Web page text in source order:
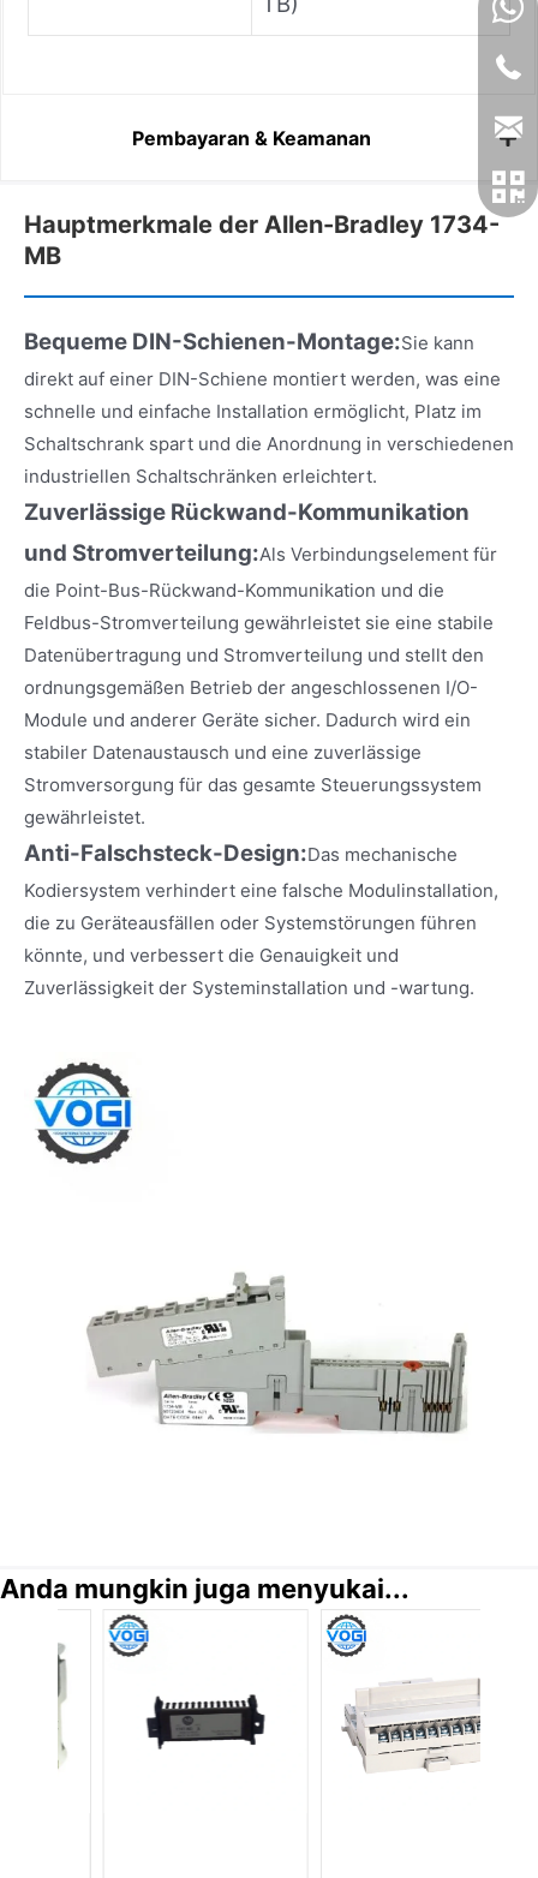
Pembayaran & Keamanan
Hauptmerkmale der Allen-Bradley 1734-
MB
Bequeme DIN-Schienen-Montage:Sie kann
direkt auf einer DIN-Schiene montiert werden, was eine
schnelle und einfache Installation ermöglicht, Platz im
Schaltschrank spart und die Anordnung in verschiedenen
industriellen Schaltschränken erleichtert.
Zuverlässige Rückwand-Kommunikation
und Stromverteilung:Als Verbindungselement für
die Point-Bus-Rückwand-Kommunikation und die
Feldbus-Stromverteilung gewährleistet sie eine stabile
Datenübertragung und Stromverteilung und stellt den
ordnungsgemäßen Betrieb der angeschlossenen I/O-
Module und anderer Geräte sicher. Dadurch wird ein
stabiler Datenaustausch und eine zuverlässige
Stromversorgung für das gesamte Steuerungssystem
gewährleistet.
Anti-Falschsteck-Design:Das mechanische
Kodiersystem verhindert eine falsche Modulinstallation,
die zu Geräteausfällen oder Systemstörungen führen
könnte, und verbessert die Genauigkeit und
Zuverlässigkeit der Systeminstallation und -wartung.
Anda mungkin juga menyukai...